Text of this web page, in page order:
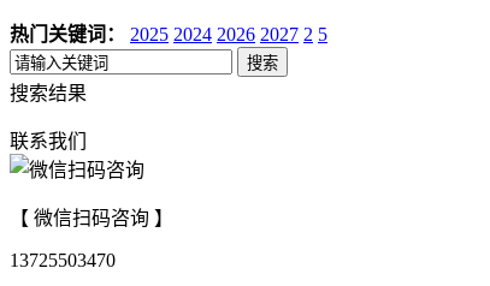
热门关键词： 2025 2024 2026 2027 2 5
搜索
搜索结果
联系我们
【 微信扫码咨询 】
13725503470